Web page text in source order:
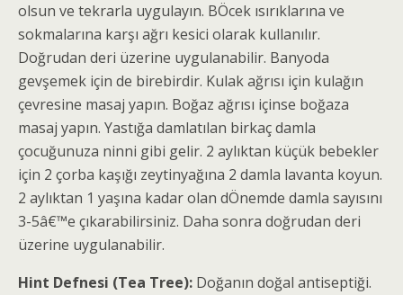
olsun ve tekrarla uygulayın. BÖcek ısırıklarına ve
sokmalarına karşı ağrı kesici olarak kullanılır.
Doğrudan deri üzerine uygulanabilir. Banyoda
gevşemek için de birebirdir. Kulak ağrısı için kulağın
çevresine masaj yapın. Boğaz ağrısı içinse boğaza
masaj yapın. Yastığa damlatılan birkaç damla
çocuğunuza ninni gibi gelir. 2 aylıktan küçük bebekler
için 2 çorba kaşığı zeytinyağına 2 damla lavanta koyun.
2 aylıktan 1 yaşına kadar olan dÖnemde damla sayısını
3-5â€™e çıkarabilirsiniz. Daha sonra doğrudan deri
üzerine uygulanabilir.
Hint Defnesi (Tea Tree): Doğanın doğal antiseptiği.